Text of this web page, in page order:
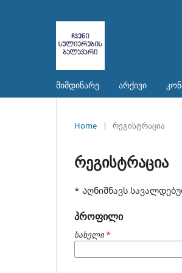
მიმდინარე არქივი
Home | რეგისტრაცია
რეგისტრაცია
* Აღნიშნავს
პროფილი
სახელი*